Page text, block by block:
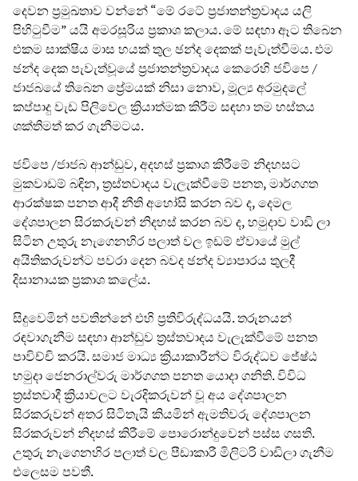
දෙවන ප්‍රමුඛතාව වන්නේ “මේ රටේ ප්‍රජාතන්ත්‍රවාදය යලි
පිහිටුවීම” යයි අමරසූරිය ප්‍රකාශ කලාය. මේ සඳහා ඈට තිබෙන
එකම සාක්ෂිය මාස හයක් තුල ඡන්ද දෙකක් පැවැත්වීමය. එම
ඡන්ද දෙක පැවැත්වූයේ ප්‍රජාතන්ත්‍රවාදය කෙරෙහි ජවිපෙ /
ජාජබයේ තිබෙන ප්‍රේමයක් නිසා නොව, මූල්‍ය අරමුදලේ
කප්පාදු වැඩ පිලිවෙල ක්‍රියාත්මක කිරීම සඳහා තම හස්තය
ශක්තිමත් කර ගැනීමටය.
ජවිපෙ /ජාජබ ආන්ඩුව, අදහස් ප්‍රකාශ කිරීමේ නිදහසට
මුකවාඩම් බඳින, ත්‍රස්තවාදය වැලැක්වීමේ පනත, මාර්ගගත
ආරක්ෂක පනත ආදී නීති අහෝසි කරන බව ද, දෙමල
දේශපාලන සිරකරුවන් නිදහස් කරන බව ද, හමුදාව වාඩි ලා
සිටින උතුරු නැගෙනහිර පලාත් වල ඉඩම් ඒවායේ මුල්
අයිතිකරුවන්ට පවරා දෙන බවද ඡන්ද ව්‍යාපාරය තුලදී
දිසානායක ප්‍රකාශ කලේය.
සිදුවෙමින් පවතින්නේ එහි ප්‍රතිවිරුද්ධයයි. තරුනයන්
රඳවාගැනීම සඳහා ආන්ඩුව ත්‍රස්තවාදය වැලැක්වීමේ පනත
පාවිච්චි කරයි. සමාජ මාධ්‍ය ක්‍රියාකාරීන්ට විරුද්ධව ජේෂ්ඨ
හමුදා ජෙනරාල්වරු මාර්ගගත පනත යොදා ගනිති. විවිධ
ත්‍රස්තවාදී ක්‍රියාවලට වැරදිකරුවන් වූ අය දේශපාලන
සිරකරුවන් අතර සිටිතැයි කියමින් ඇමතිවරු දේශපාලන
සිරකරුවන් නිදහස් කිරීමේ පොරොන්දුවෙන් පස්ස ගසති.
උතුරු නැගෙනහිර පලාත් වල පීඩාකාරී මිලිටරි වාඩිලා ගැනීම
එලෙසම පවතී.